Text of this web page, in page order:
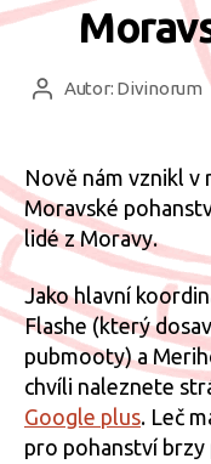
AutorAutor: Divinorum
Nově nám vznikl v
Moravské
lidé z Moravy.
Jako hlavní
Flashe (který
pubmooty) a
chvíli naleznete
Google plus. Leč
pro pohanství